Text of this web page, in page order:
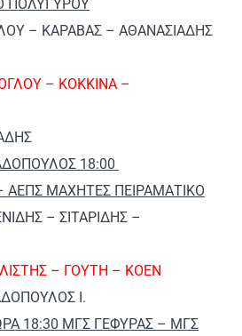
ΠΟΛΥΓΥΡΟΥ
– ΚΑΡΑΒΑΣ – ΑΘΑΝΑΣΙΑΔΗΣ
– ΚΟΚΚΙΝΑ –
18:00
ΜΑΧΗΤΕΣ ΠΕΙΡΑΜΑΤΙΚΟ
– ΣΙΤΑΡΙΔΗΣ –
– ΓΟΥΤΗ – ΚΟΕΝ
Ι.
18:30 ΜΓΣ ΓΕΦΥΡΑΣ – ΜΓΣ